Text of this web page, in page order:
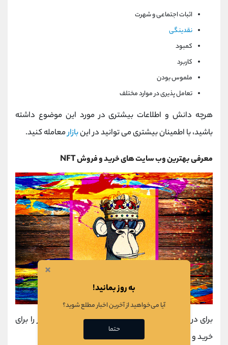
اثبات اجتماعی و شهرت
نقدینگی
کمبود
کاربرد
ملموس بودن
تعامل پذیری در موارد مختلف
هرچه دانش و اطلاعات بیشتری در مورد این موضوع داشته
باشید، با اطمینان بیشتری می توانید در اینبازارمعامله کنید.
معرفی بهترین وب سایت های خرید و فروش NFT
برای در امان ماندن از کلاهبرداری یا هک، سایت های زیر را برای
خرید و فروش NFT توصیه می کنیم.
×
به روز بمانید!
آیا می‌خواهید از آخرین اخبار مطلع شوید؟
حتما